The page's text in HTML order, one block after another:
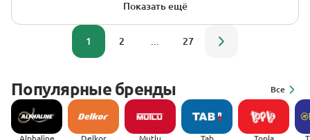
Показать ещё
1 2 27
Популярные бренды Все